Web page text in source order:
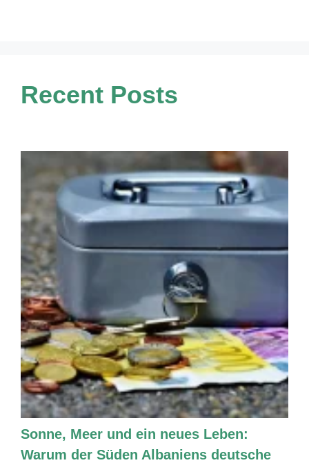
Recent Posts
Sonne, Meer und ein neues Leben:
Warum der Süden Albaniens deutsche